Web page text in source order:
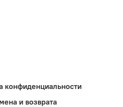
конфиденциальности
и возврата